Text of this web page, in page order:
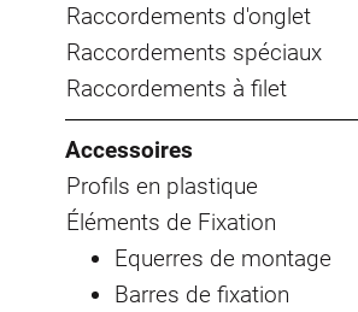
Raccordements d'onglet
Raccordements spéciaux
Raccordements à filet
Accessoires
Profils en plastique
Éléments de Fixation
Equerres de montage
Barres de fixation